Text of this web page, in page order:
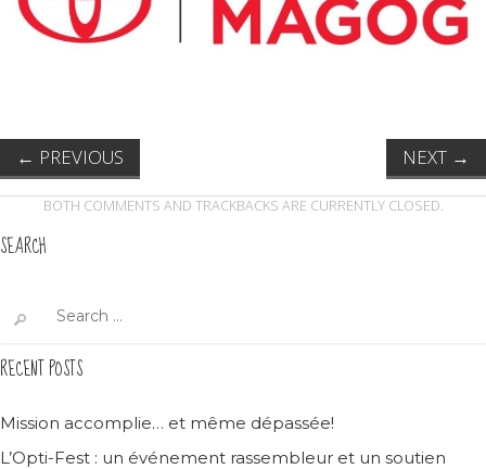
← PREVIOUS NEXT →
BOTH COMMENTS AND TRACKBACKS ARE CURRENTLY CLOSED.
SEARCH
for:
RECENT POSTS
Mission accomplie… et même dépassée!
L’Opti-Fest : un événement rassembleur et un soutien